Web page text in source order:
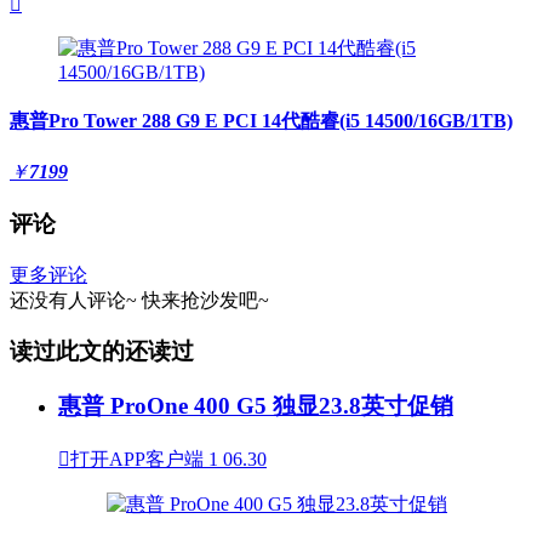
惠普Pro Tower 288 G9 E PCI 14代酷睿(i5 14500/16GB/1TB)
￥7199
评论
更多评论
还没有人评论~ 快来抢沙发吧~
读过此文的还读过
惠普 ProOne 400 G5 独显23.8英寸促销
打开APP客户端 1 06.30